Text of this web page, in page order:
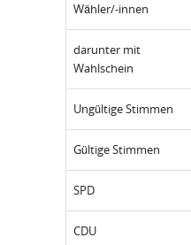
Wähler/-innen
darunter mit
Wahlschein
Ungültige Stimmen
Gültige Stimmen
SPD
CDU